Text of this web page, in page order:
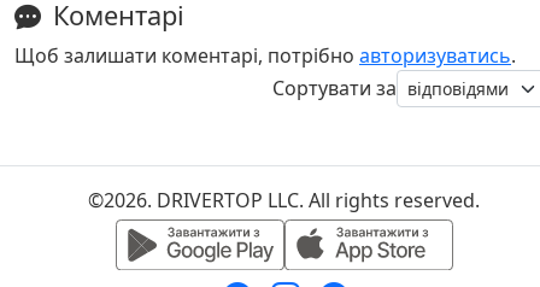
Коментарі
Щоб залишати коментарі, потрібно авторизуватись.
Сортувати за
©2026. DRIVERTOP LLC. All rights reserved.